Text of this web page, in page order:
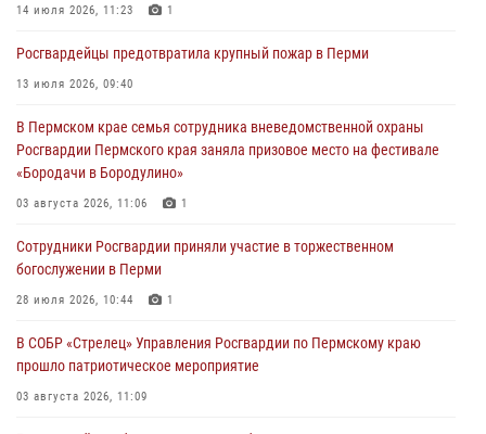
30 июля 2026, 05:19
богослужении в Перми
28 июля 2026, 10:44
Росгвардейцы оказали силовую поддержку при задержании
28 июля 2026, 06:15
14 июля 2026, 11:23 1
Росгвардейцы предотвратила крупный пожар в Перми
13 июля 2026, 09:40
В Пермском крае семья сотрудника вневедомственной охраны
Росгвардии Пермского края заняла призовое место на фестивале
«Бородачи в Бородулино»
03 августа 2026, 11:06 1
Сотрудники Росгвардии приняли участие в торжественном
богослужении в Перми
28 июля 2026, 10:44 1
В СОБР «Стрелец» Управления Росгвардии по Пермскому краю
прошло патриотическое мероприятие
03 августа 2026, 11:09